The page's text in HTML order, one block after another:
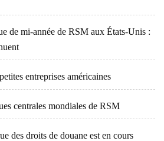
de mi-année de RSM aux États-Unis :
entreprises américaines
centrales mondiales de RSM
des droits de douane est en cours